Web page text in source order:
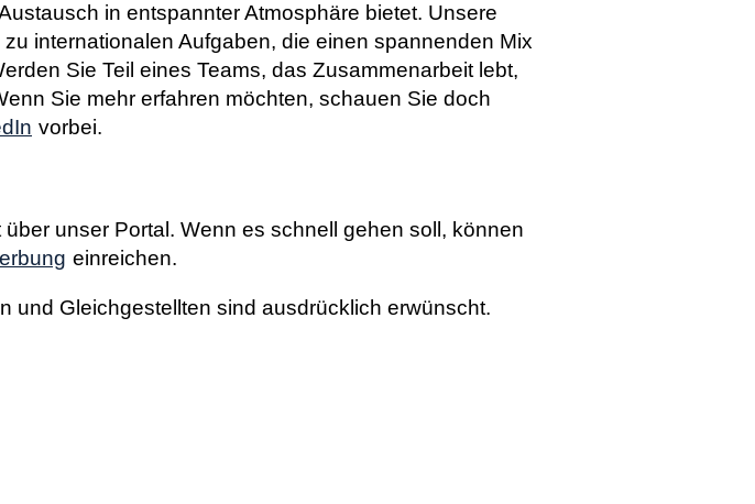
in entspannter Atmosphäre bietet. Unsere
internationalen Aufgaben, die einen spannenden Mix
Sie Teil eines Teams, das Zusammenarbeit lebt,
Sie mehr erfahren möchten, schauen Sie doch
vorbei.
unser Portal. Wenn es schnell gehen soll, können
einreichen.
und Gleichgestellten sind ausdrücklich erwünscht.